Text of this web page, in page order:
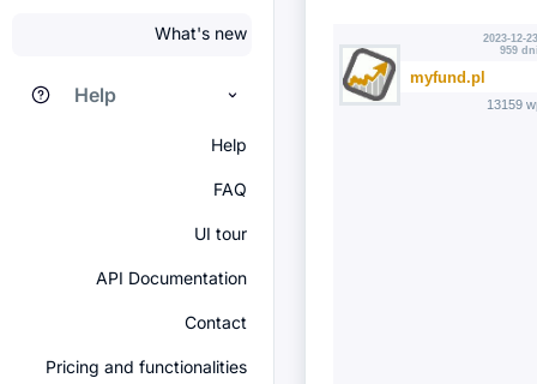
What's new
Help
Help
FAQ
UI tour
API Documentation
Contact
Pricing and functionalities
2023-12-
959
myfund.pl
13159